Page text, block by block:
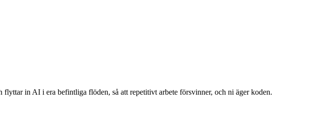
in AI i era befintliga flöden, så att repetitivt arbete försvinner, och ni äger koden.